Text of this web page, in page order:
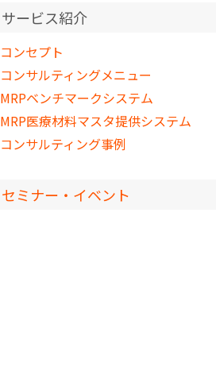
サービス紹介
コンセプト
コンサルティングメニュー
MRPベンチマークシステム
MRP医療材料マスタ提供システム
コンサルティング事例
セミナー・イベント